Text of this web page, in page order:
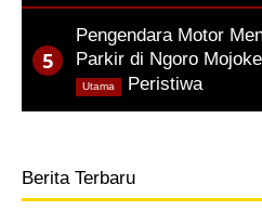
Pengendara Motor
Parkir di Ngoro
Peristiwa,
Utama
Berita Terbaru